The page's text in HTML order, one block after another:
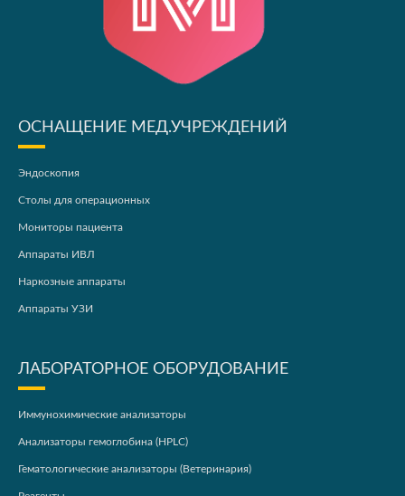
ОСНАЩЕНИЕ МЕД.УЧРЕЖДЕНИЙ
Эндоскопия
Столы для операционных
Мониторы пациента
Аппараты ИВЛ
Наркозные аппараты
Аппараты УЗИ
ЛАБОРАТОРНОЕ ОБОРУДОВАНИЕ
Иммунохимические анализаторы
Анализаторы гемоглобина (HPLC)
Гематологические анализаторы (Ветеринария)